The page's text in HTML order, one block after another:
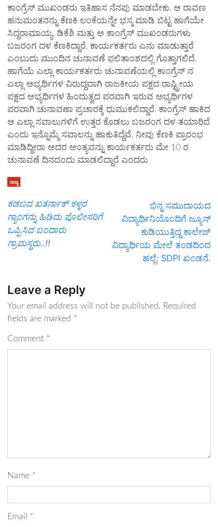
ಕಾಂಗ್ರೆಸ್ ಮುಖಂಡರು ಇತಿಹಾಸ ನೆನಪು ಮಾಡಬೇಕು, ಆ ರಾವಣ
ಹನುಮಂತನನ್ನು ಕೆಣಕಿ ಲಂಕೆಯನ್ನೇ ಭಸ್ಮ ಮಾಡಿ ಬಿಟ್ಟ ಹಾಗೆಯೇ
ಸಿದ್ದರಾಮಾಯ್ಯ, ಡಿಕೆಶಿ ಮತ್ತು ಅ ಕಾಂಗ್ರೆಸ್ ಮುಖಂಡರುಗಳು
ಬಜರಂಗ ದಳ ಕೆಣಕಿದ್ದಾರೆ, ಕಾರ್ಯಕರ್ತರು ಎನು‌ ಮಾಡುತ್ತಾರೆ
ಎಂಬುದು ಮುಂದಿನ ಚುನಾವಣೆ ಫಲಿತಾಂಶದಲ್ಲಿ ಗೊತ್ತಾಗಲಿದೆ,
ಹಾಗೆಯೆ ಎಲ್ಲಾ ಕಾರ್ಯಕರ್ತರು ಚುನಾವಣೆಯಲ್ಲಿ ಕಾಂಗ್ರೆಸ್ ನ
ಎಲ್ಲಾ ಅಭ್ಯರ್ಥಿಗಳ ವಿರುದ್ದವಾಗಿ ರಾಜಕೀಯ ‌ಪಕ್ಷದ‌ ರಾಷ್ಟ್ರೀಯ
ಪಕ್ಷದ ಅಭ್ಯರ್ಥಿಗಳ ಹಿಂದುತ್ವದ ಪರವಾಗಿ ಇರುವ ಅಭ್ಯರ್ಥಿಗಳ
ಪರವಾಗಿ ಚುನಾವಣಾ ಪ್ರಚಾರಕ್ಕೆ ಧುಮುಕಲಿದ್ದಾರೆ. ಕಾಂಗ್ರೆಸ್ ಹಾಕಿದ
ಆ ಎಲ್ಲಾ ಸವಾಲುಗಳಿಗೆ ಉತ್ತರ ಕೊಡಲು ಬಜರಂಗ ದಳ ತಯಾರಿದೆ
ಎಂದು ಇನ್ನೊಮ್ಮೆ ಸವಾಲನ್ನು ‌ಹಾಕುತಿದ್ದೆವೆ, ನೀವು ಕೆಣಕಿ ಪ್ರಾರಂಭ
ಮಾಡಿದ್ದೀರಾ ಅದರ ಅಂತ್ಯವನ್ನು ಕಾರ್ಯಕರ್ತರು ಮೇ 10 ರ
ಚುನಾವಣೆ ದಿನದಂದು ಮಾಡಲಿದ್ದಾರೆ ಎಂದರು
ರಾಜ್ಯ
ಕಡಬದ ಖತರ್ನಾಕ್ ಕಳ್ಳರ
ಗ್ಯಾಂಗನ್ನು ಹಿಡಿದು ಪೊಲೀಸರಿಗೆ
ಒಪ್ಪಿಸಿದ ಬಂದಾರು
ಗ್ರಾಮಸ್ಥರು..!!
ಭಿನ್ನ ಸಮುದಾಯದ
ವಿದ್ಯಾರ್ಥಿನಿಯೊಂದಿಗೆ ಜ್ಯೂಸ್
ಕುಡಿಯುತ್ತಿದ್ದ ಕಾಲೇಜ್
ವಿದ್ಯಾರ್ಥಿಯ ಮೇಲೆ ತಂಡದಿಂದ
ಹಲ್ಲೆ: SDPI ಖಂಡನೆ.
Leave a Reply
Your email address will not be published. Required
fields are marked *
Comment *
Name *
Email *